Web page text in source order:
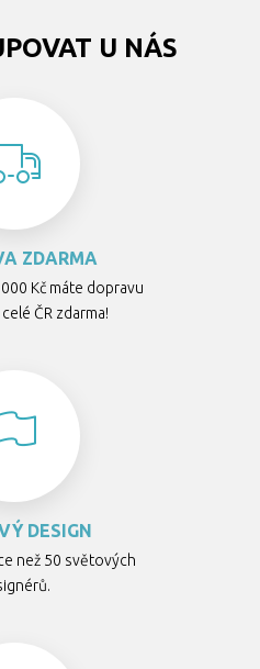
U NÁS
ZDARMA
Kč máte dopravu
ČR zdarma!
DESIGN
než 50 světových